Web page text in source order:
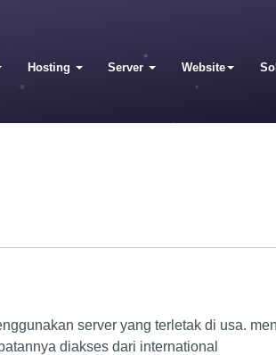
Hosting Server Website
server yang terletak di usa.
diakses dari international